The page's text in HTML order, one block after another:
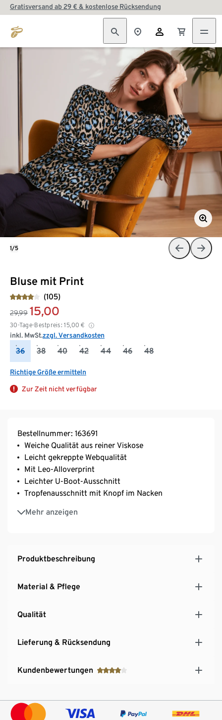
Gratisversand ab 29 € & kostenlose Rücksendung
Bluse mit Print
(105)
29,99 15,00
30-Tage-Bestpreis: 15,00 €
inkl. MwSt.zzgl. Versandkosten
36 38 40 42 44 46 48
Richtige Größe ermitteln
Zur Zeit nicht verfügbar
1/5
Bestellnummer: 163691
Weiche Qualität aus reiner Viskose
Leicht gekreppte Webqualität
Mit Leo-Alloverprint
Leichter U-Boot-Ausschnitt
Tropfenausschnitt mit Knopf im Nacken
Mehr anzeigen
Elastischer Ärmelabschluss
Produktbeschreibung
Material & Pflege
Qualität
Lieferung & Rücksendung
Kundenbewertungen